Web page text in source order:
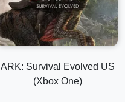
ARK: Survival Evolved US
(Xbox One)